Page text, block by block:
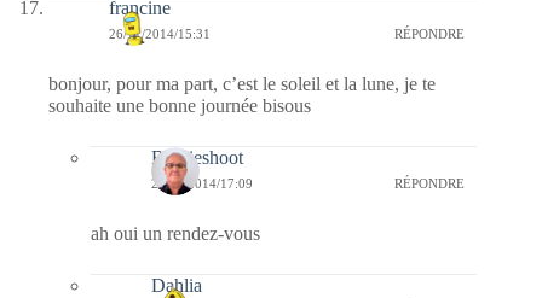
francine
26/11/2014/15:31 RÉPONDRE
bonjour, pour ma part, c’est le soleil et la lune, je te
souhaite une bonne journée bisous
Bernieshoot
27/11/2014/17:09 RÉPONDRE
ah oui un rendez-vous
Dahlia